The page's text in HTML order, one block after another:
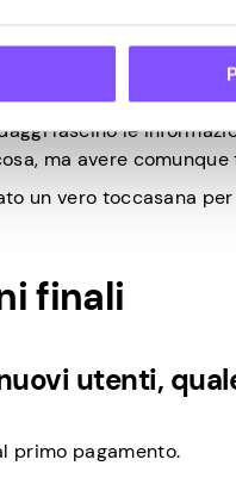
forse
lascino le
ma avere
un vero toccasana
finali
utenti,
primo pagamento.